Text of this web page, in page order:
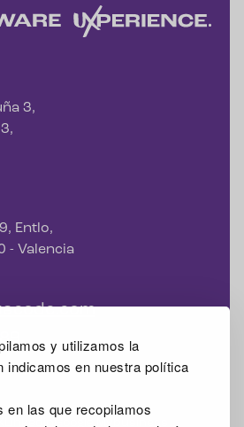
y utilizamos la
indicamos en nuestra política
en las que recopilamos
3,
Entlo,
- Valencia
Linkedin Google Mybusiness